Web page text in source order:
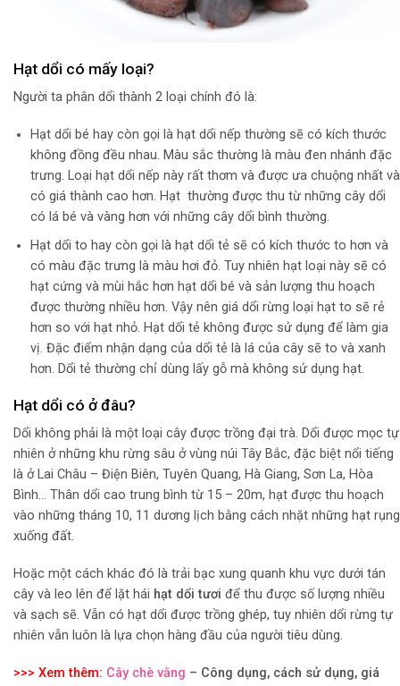
Hạt dổi có mấy loại?
Người ta phân dổi thành 2 loại chính đó là:
Hạt dổi bé hay còn gọi là hạt dổi nếp thường sẽ có kích thước
không đồng đều nhau. Màu sắc thường là màu đen nhánh đặc
trưng. Loại hạt dổi nếp này rất thơm và được ưa chuộng nhất và
có giá thành cao hơn. Hạt thường được thu từ những cây dổi
có lá bé và vàng hơn với những cây dổi bình thường.
Hạt dổi to hay còn gọi là hạt dổi tẻ sẽ có kích thước to hơn và
có màu đặc trưng là màu hơi đỏ. Tuy nhiên hạt loại này sẽ có
hạt cứng và mùi hắc hơn hạt dổi bé và sản lượng thu hoạch
được thường nhiều hơn. Vậy nên giá dổi rừng loại hạt to sẽ rẻ
hơn so với hạt nhỏ. Hạt dổi tẻ không được sử dụng để làm gia
vị. Đặc điểm nhận dạng của dổi tẻ là lá của cây sẽ to và xanh
hơn. Dổi tẻ thường chỉ dùng lấy gỗ mà không sử dụng hạt.
Hạt dổi có ở đâu?
Dổi không phải là một loại cây được trồng đại trà. Dổi được mọc tự
nhiên ở những khu rừng sâu ở vùng núi Tây Bắc, đặc biệt nổi tiếng
là ở Lai Châu – Điện Biên, Tuyên Quang, Hà Giang, Sơn La, Hòa
Bình… Thân dổi cao trung bình từ 15 – 20m, hạt được thu hoạch
vào những tháng 10, 11 dương lịch bằng cách nhặt những hạt rụng
xuống đất.
Hoặc một cách khác đó là trải bạc xung quanh khu vực dưới tán
cây và leo lên để lặt hái hạt dổi tươi để thu được số lượng nhiều
và sạch sẽ. Vẫn có hạt dổi được trồng ghép, tuy nhiên dổi rừng tự
nhiên vẫn luôn là lựa chọn hàng đầu của người tiêu dùng.
>>> Xem thêm: Cây chè vằng – Công dụng, cách sử dụng, giá